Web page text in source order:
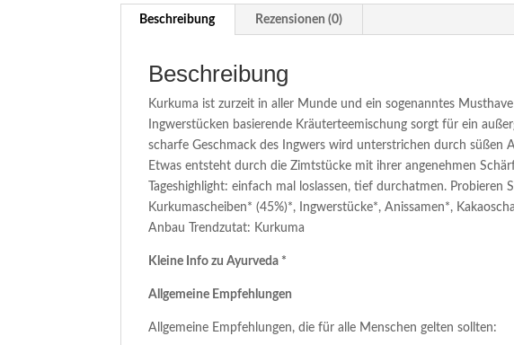
Beschreibung Rezensionen (0)
Beschreibung
Kurkuma ist zurzeit in aller Munde und ein sogenanntes
Ingwerstücken basierende Kräuterteemischung sorgt für ein
scharfe Geschmack des Ingwers wird unterstrichen durch süßen
Etwas entsteht durch die Zimtstücke mit ihrer angenehmen
Tageshighlight: einfach mal loslassen, tief durchatmen.
Kurkumascheiben* (45%)*, Ingwerstücke*, Anissamen*,
Anbau Trendzutat: Kurkuma
Kleine Info zu Ayurveda *
Allgemeine Empfehlungen
Allgemeine Empfehlungen, die für alle Menschen gelten sollten: